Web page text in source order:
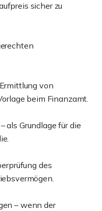
sicher zu
von
beim Finanzamt.
als Grundlage für die
des
– wenn der